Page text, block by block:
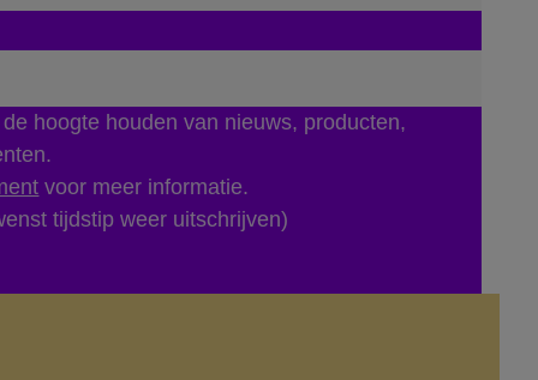
hoogte houden van nieuws, producten,
voor meer informatie.
tijdstip weer uitschrijven)